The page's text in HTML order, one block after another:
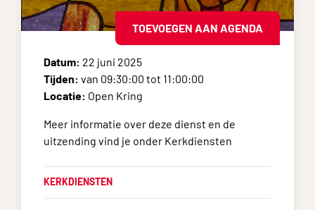
TOEVOEGEN AAN AGENDA
Datum: 22 juni 2025
Tijden: van 09:30:00 tot 11:00:00
Locatie: Open Kring
Meer informatie over deze dienst en de
uitzending vind je onder Kerkdiensten
KERKDIENSTEN